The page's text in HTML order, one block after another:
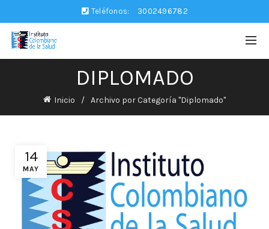
Teléfonos: 3002496782
DIPLOMADO
Inicio Archivo por Categoría "Diplomado"
14
MAY